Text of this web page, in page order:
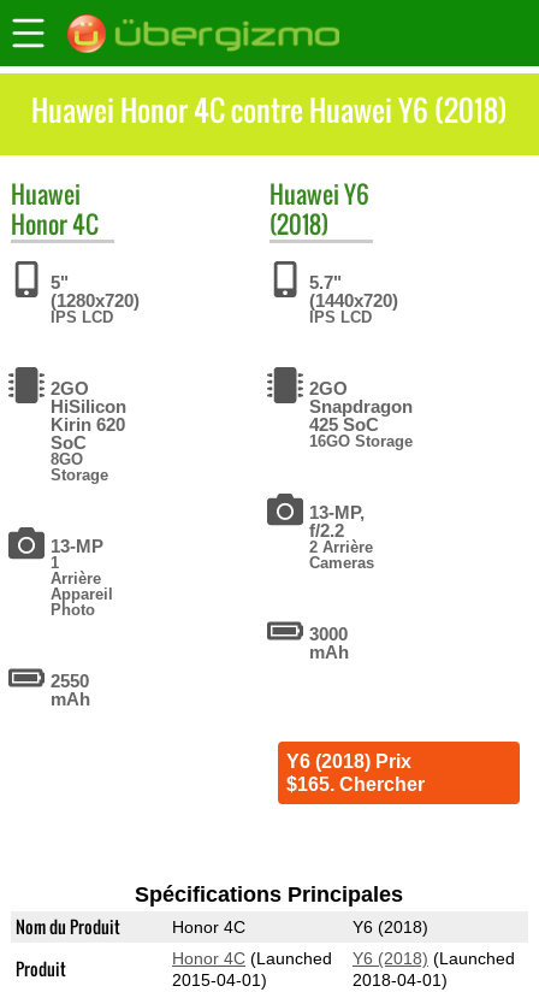
Huawei Honor 4C contre Huawei Y6 (2018)
Huawei
Honor 4C
5"
(1280x720)
IPS LCD
2GO
HiSilicon
Kirin 620
SoC
8GO
Storage
13-MP
1
Arrière
Appareil
Photo
2550
mAh
HuaweiY6
(2018)
5.7"
(1440x720)
IPS LCD
2GO
Snapdragon
425 SoC
16GO Storage
13-MP,
f/2.2
2 Arrière
Cameras
3000
mAh
Y6 (2018) Prix
$165. Chercher
Spécifications Principales
Nom du Produit Honor 4C Y6 (2018)
Produit Honor 4C(Launched
2015-04-01)
Y6 (2018) (Launched
2018-04-01)